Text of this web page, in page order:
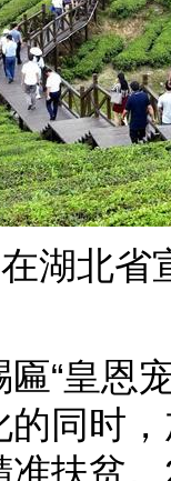
北省
皇恩宠
同时
扶贫